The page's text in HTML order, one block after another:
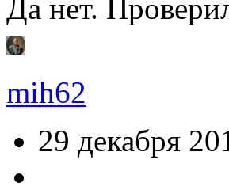
Да нет.
mih62
29 декабря